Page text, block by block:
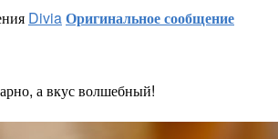
DiviaОригинальное сообщение
а вкус волшебный!